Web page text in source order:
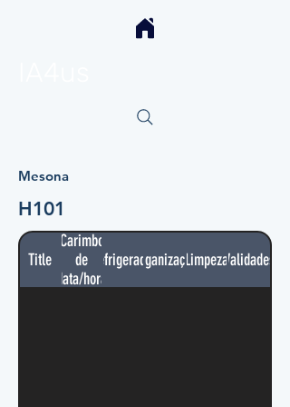
Mesona
H101
Title
Carimbo
de
data/hora
RefrigeradorOrganizaçãoLimpezaValidades